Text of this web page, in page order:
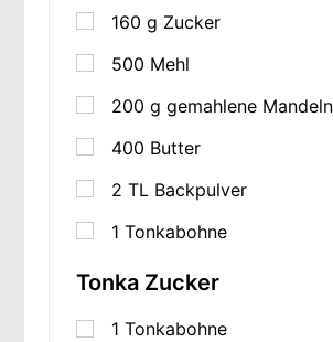
160 g Zucker
500 Mehl
200 g gemahlene Mandeln
400 Butter
2 TL Backpulver
1 Tonkabohne
Tonka Zucker
1 Tonkabohne